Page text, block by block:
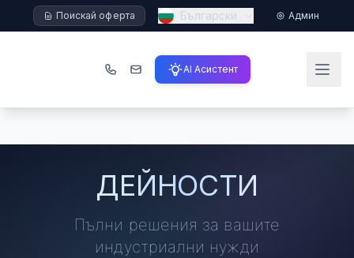
Поискай оферта Български Админ
AI Асистент
ДЕЙНОСТИ
Пълни решения за вашите
индустриални нужди